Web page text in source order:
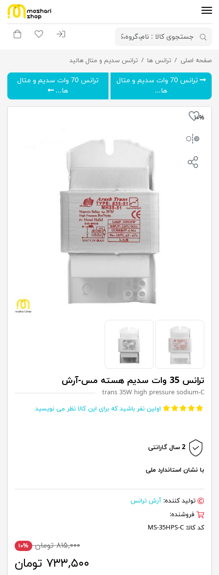
ورود به سیستم
لیست موردسبد
صفحه اصلی ترانس ها ترانس سدیم و متال هالید ترانس 35 وات سدیم هسته مس-آرش
ترانس 70 وات سدیم و متال
ها...
ترانس 70 وات سدیم و متال
ها...
۱۰%
ترانس 35 وات سدیم هسته مس-آرش
trans 35W high pressure sodium-C
اولین نفر باشید که برای این کالا نظر می نویسید
2 سال گارانتی
با نشان استاندارد ملی
تولید کننده: آرش ترانس
فروشنده:
کد کالا: MS-35HPS-C
۸۱۵,۰۰۰ تومان ۱۰%
۷۳۳,۵۰۰ تومان